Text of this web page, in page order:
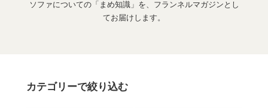
ソファについての「まめ知識」を、フランネルマガジンとし
てお届けします。
カテゴリーで絞り込む